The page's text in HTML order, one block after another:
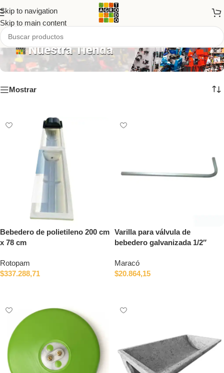
Skip to navigation
Skip to main content
Mostrar
Bebedero de polietileno 200 cm
x 78 cm
Rotopam
$337.288,71
Varilla para válvula de
bebedero galvanizada 1/2″
Maracó
$20.864,15